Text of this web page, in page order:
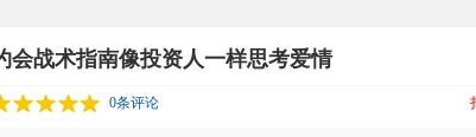
会战术指南像投资人一样思考爱情
0条评论